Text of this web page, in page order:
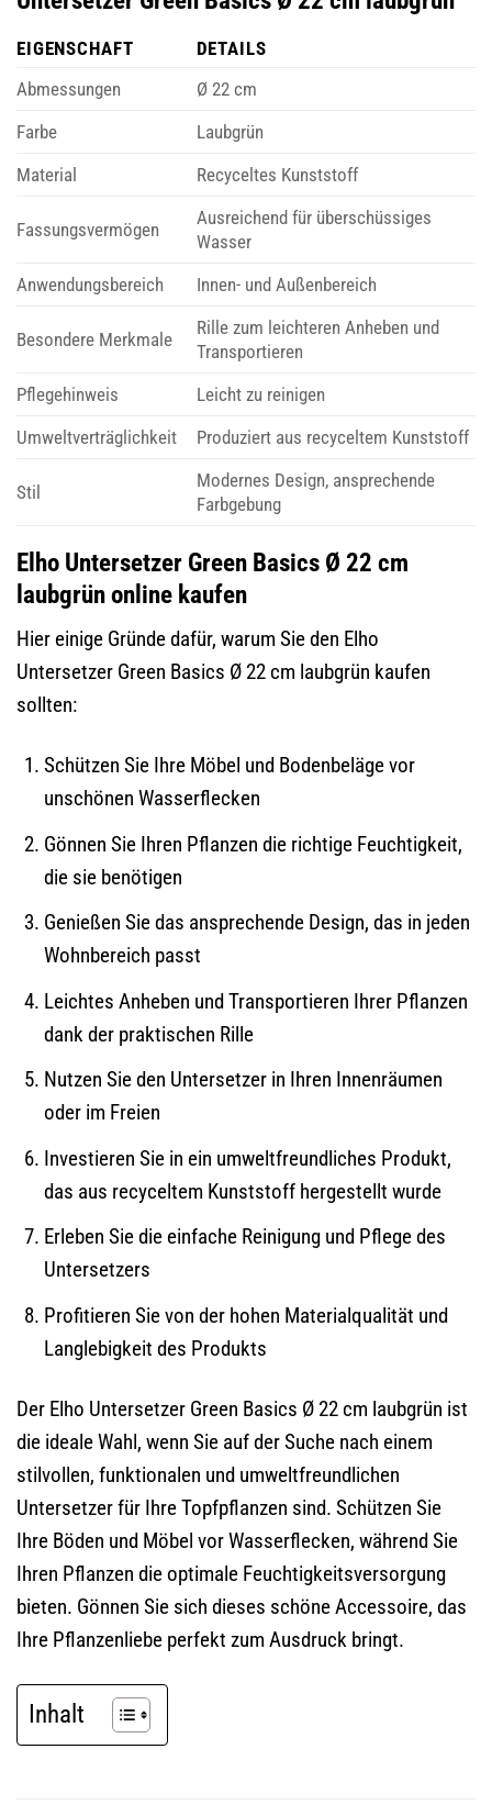
EIGENSCHAFT
DETAILS
Abmessungen
Ø 22 cm
Farbe
Laubgrün
Material
Recyceltes Kunststoff
Fassungsvermögen
Ausreichend für überschüssiges
Wasser
Anwendungsbereich
Innen- und Außenbereich
Besondere Merkmale
Rille zum leichteren Anheben und
Transportieren
Pflegehinweis
Leicht zu reinigen
Umweltverträglichkeit
Produziert aus recyceltem Kunststoff
Stil
Modernes Design, ansprechende
Farbgebung
Elho Untersetzer Green Basics Ø 22 cm
laubgrün online kaufen
Hier einige Gründe dafür, warum Sie den Elho
Untersetzer Green Basics Ø 22 cm laubgrün kaufen
sollten:
Schützen Sie Ihre Möbel und Bodenbeläge vor
unschönen Wasserflecken
Gönnen Sie Ihren Pflanzen die richtige Feuchtigkeit,
die sie benötigen
Genießen Sie das ansprechende Design, das in jeden
Wohnbereich passt
Leichtes Anheben und Transportieren Ihrer Pflanzen
dank der praktischen Rille
Nutzen Sie den Untersetzer in Ihren Innenräumen
oder im Freien
Investieren Sie in ein umweltfreundliches Produkt,
das aus recyceltem Kunststoff hergestellt wurde
Erleben Sie die einfache Reinigung und Pflege des
Untersetzers
Profitieren Sie von der hohen Materialqualität und
Langlebigkeit des Produkts
Der Elho Untersetzer Green Basics Ø 22 cm laubgrün ist
die ideale Wahl, wenn Sie auf der Suche nach einem
stilvollen, funktionalen und umweltfreundlichen
Untersetzer für Ihre Topfpflanzen sind. Schützen Sie
Ihre Böden und Möbel vor Wasserflecken, während Sie
Ihren Pflanzen die optimale Feuchtigkeitsversorgung
bieten. Gönnen Sie sich dieses schöne Accessoire, das
Ihre Pflanzenliebe perfekt zum Ausdruck bringt.
Inhalt